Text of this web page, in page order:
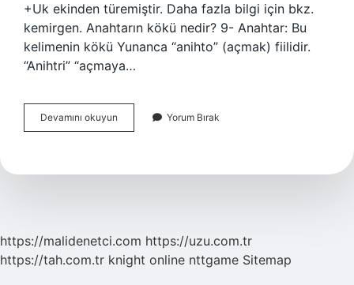
+Uk ekinden türemiştir. Daha fazla bilgi için bkz.
kemirgen. Anahtarın kökü nedir? 9- Anahtar: Bu
kelimenin kökü Yunanca “anihto” (açmak) fiilidir.
“Anihtri” “açmaya…
Devamını okuyun
Kökü
Yorum Bırak
https://malidenetci.com https://uzu.com.tr
https://tah.com.tr knight online nttgame Sitemap